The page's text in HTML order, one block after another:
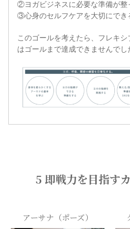
②ヨガビジネスに必要な準備が整
③心身のセルフケアを大切にでき
このゴールを考えたら、フレキ
はゴールまで達成できませんでし
5 即戦力を目指す
アーサナ（ポーズ）